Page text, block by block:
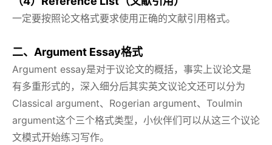
一定要按照论文格式要求使用正确的文献引用格式。
二、Argument Essay格式
Argument essay是对于议论文的概括，事实上议论文是
有多重形式的，深入细分后其实英文议论文还可以分为
Classical argument、Rogerian argument、Toulmin
argument这个三个格式类型，小伙伴们可以从这三个议论
文模式开始练习写作。